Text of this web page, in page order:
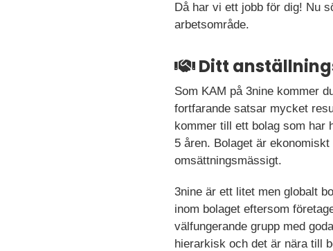
Då har vi ett jobb för dig! Nu
arbetsområde.
Ditt
Som KAM på 3nine kommer
fortfarande satsar mycket
kommer till ett bolag som har
5 åren. Bolaget är
omsättningsmässigt.
3nine är ett litet men globalt
inom bolaget eftersom
välfungerande grupp med
hierarkisk och det är nära till